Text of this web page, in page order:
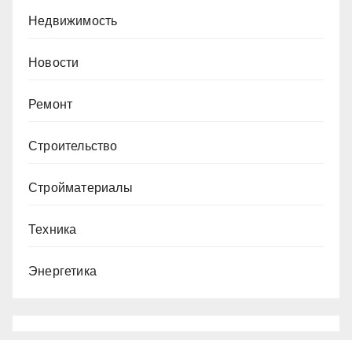
Недвижимость
Новости
Ремонт
Строительство
Стройматериалы
Техника
Энергетика